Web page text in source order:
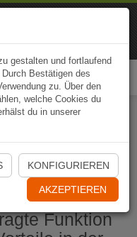
öffnen
Funktion
gestalten und fortlaufend
Bestätigen des
zu. Über den
welche Cookies du
du in unserer
KONFIGURIEREN
AKZEPTIEREN